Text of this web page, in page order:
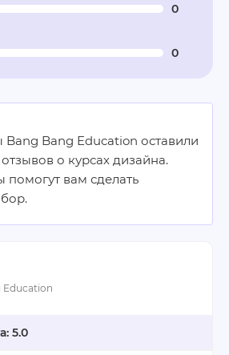
Bang Education оставили
о курсах дизайна.
помогут вам сделать
Education
5.0
0
0